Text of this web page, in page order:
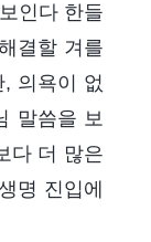
인다 한들
결할 겨를
의욕이 없
말씀을 보
다 더 많은
명 진입에